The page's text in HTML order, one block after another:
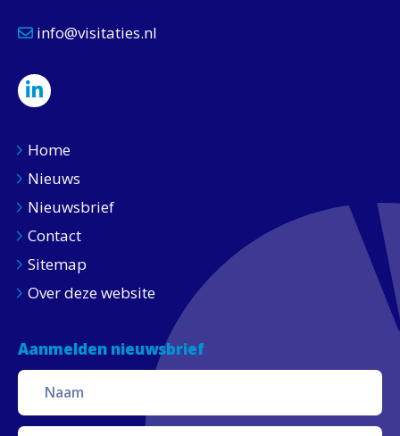
info@visitaties.nl
Home
Nieuws
Nieuwsbrief
Contact
Sitemap
Over deze website
Aanmelden nieuwsbrief